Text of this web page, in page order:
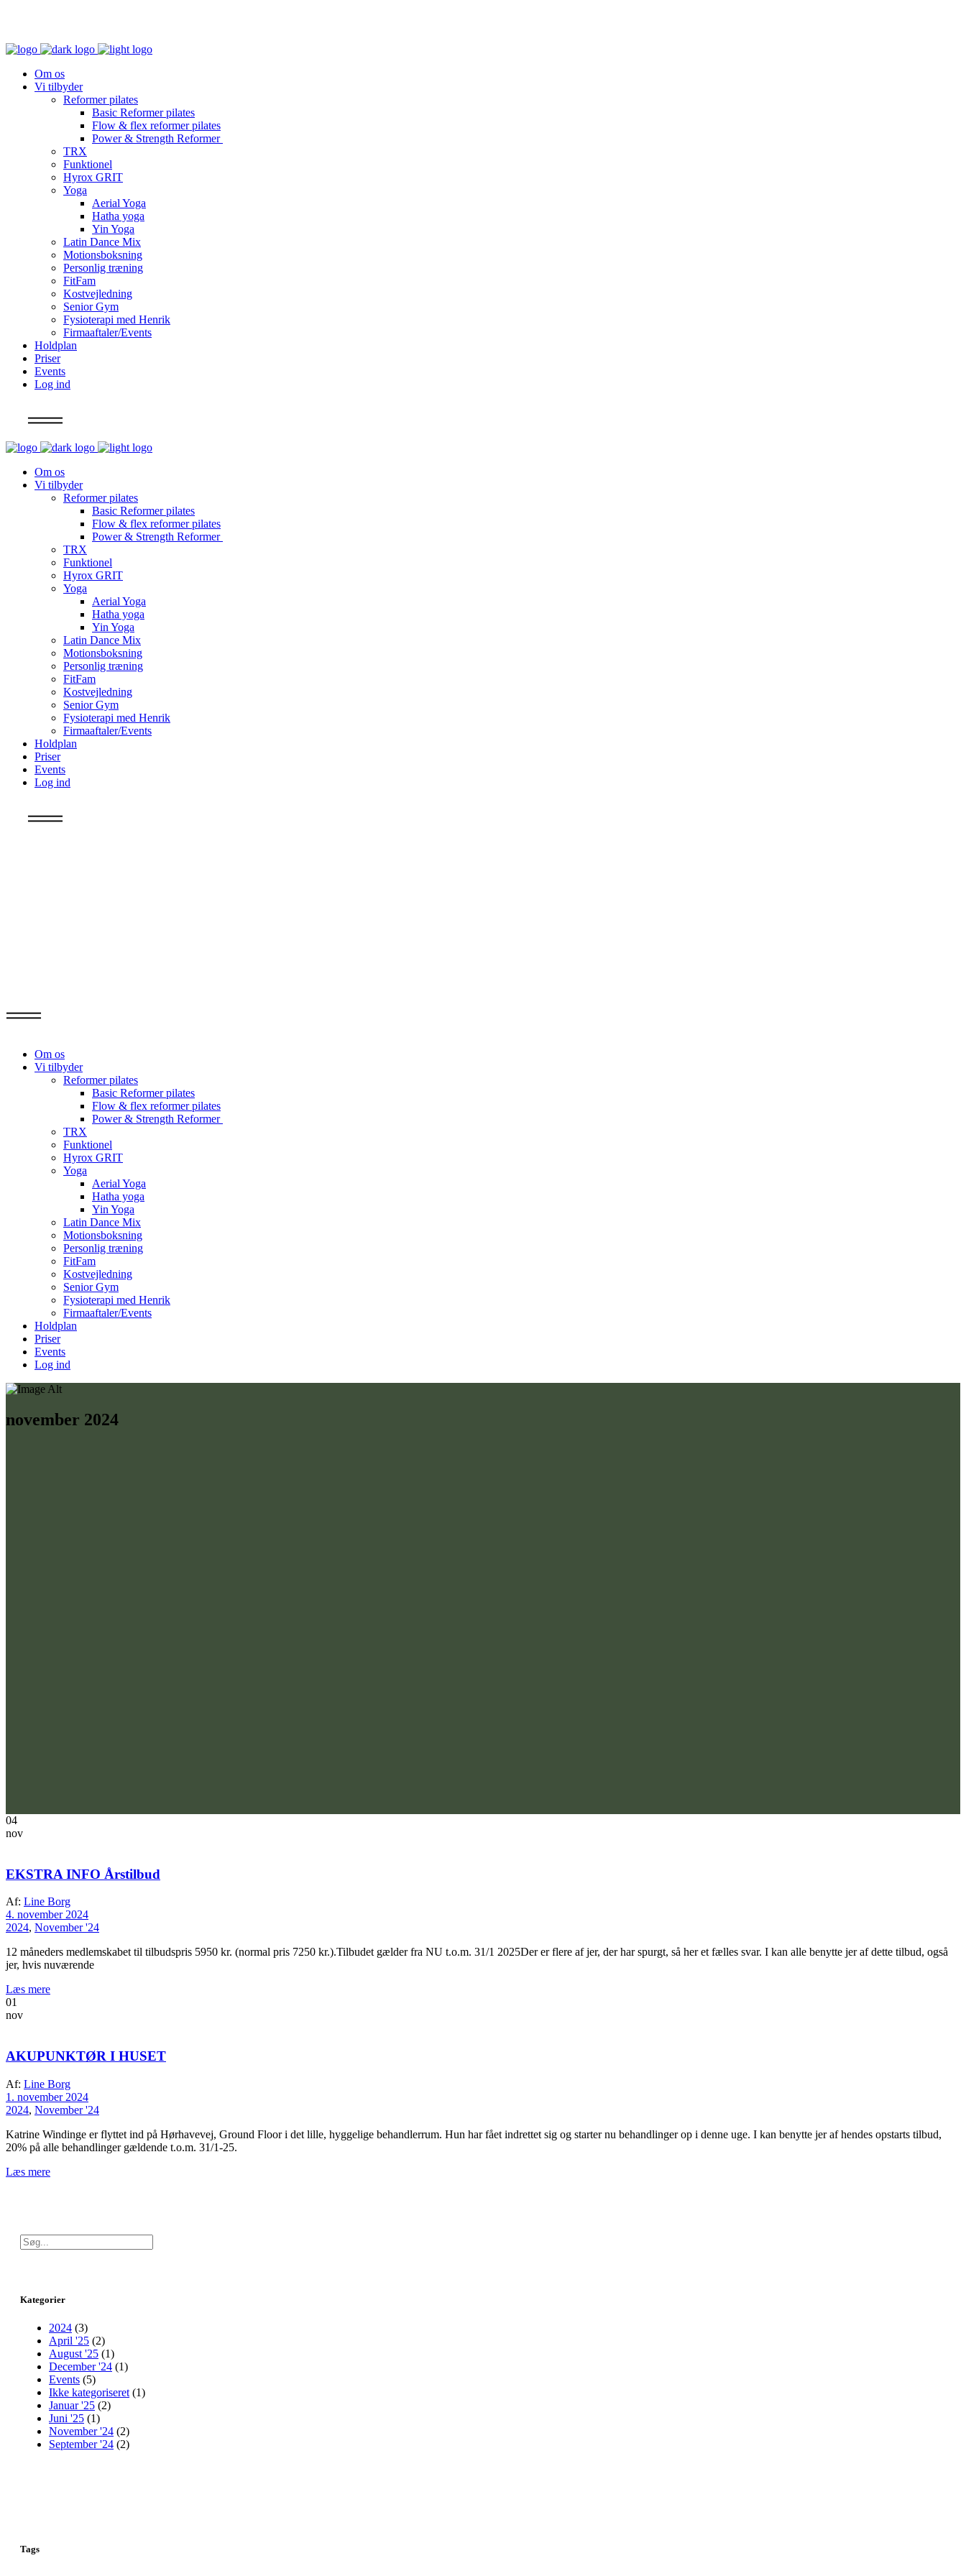
Om os
Vi tilbyder
Reformer pilates
Basic Reformer pilates
Flow & flex reformer pilates
Power & Strength Reformer
TRX
Funktionel
Hyrox GRIT
Yoga
Aerial Yoga
Hatha yoga
Yin Yoga
Latin Dance Mix
Motionsboksning
Personlig træning
FitFam
Kostvejledning
Senior Gym
Fysioterapi med Henrik
Firmaaftaler/Events
Holdplan
Priser
Events
Log ind
Om os
Vi tilbyder
Reformer pilates
Basic Reformer pilates
Flow & flex reformer pilates
Power & Strength Reformer
TRX
Funktionel
Hyrox GRIT
Yoga
Aerial Yoga
Hatha yoga
Yin Yoga
Latin Dance Mix
Motionsboksning
Personlig træning
FitFam
Kostvejledning
Senior Gym
Fysioterapi med Henrik
Firmaaftaler/Events
Holdplan
Priser
Events
Log ind
Om os
Vi tilbyder
Reformer pilates
Basic Reformer pilates
Flow & flex reformer pilates
Power & Strength Reformer
TRX
Funktionel
Hyrox GRIT
Yoga
Aerial Yoga
Hatha yoga
Yin Yoga
Latin Dance Mix
Motionsboksning
Personlig træning
FitFam
Kostvejledning
Senior Gym
Fysioterapi med Henrik
Firmaaftaler/Events
Holdplan
Priser
Events
Log ind
november 2024
04
nov
EKSTRA INFO Årstilbud
Af: Line Borg
4. november 2024
2024, November '24
12 måneders medlemskabet til tilbudspris 5950 kr. (normal pris 7250 kr.).Tilbudet gælder fra NU t.o.m. 31/1 2025Der er flere af jer, der har spurgt, så her et fælles svar. I kan alle benytte jer af dette tilbud, også
jer, hvis nuværende
Læs mere
01
nov
AKUPUNKTØR I HUSET
Af: Line Borg
1. november 2024
2024, November '24
Katrine Windinge er flyttet ind på Hørhavevej, Ground Floor i det lille, hyggelige behandlerrum. Hun har fået indrettet sig og starter nu behandlinger op i denne uge. I kan benytte jer af hendes opstarts tilbud,
20% på alle behandlinger gældende t.o.m. 31/1-25.
Læs mere
Search
for:
Kategorier
2024 (3)
April '25 (2)
August '25 (1)
December '24 (1)
Events (5)
Ikke kategoriseret (1)
Januar '25 (2)
Juni '25 (1)
November '24 (2)
September '24 (2)
Tags